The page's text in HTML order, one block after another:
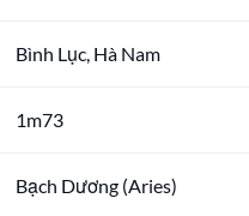
Bình Lục, Hà Nam
1m73
Bạch Dương (Aries)